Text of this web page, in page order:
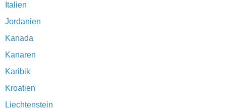
Italien
Jordanien
Kanada
Kanaren
Karibik
Kroatien
Liechtenstein